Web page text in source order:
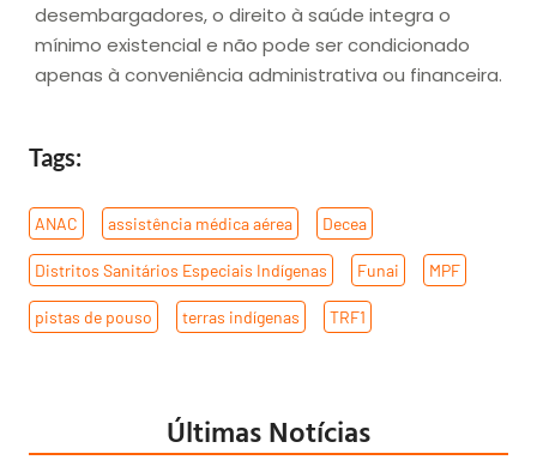
desembargadores, o direito à saúde integra o
mínimo existencial e não pode ser condicionado
apenas à conveniência administrativa ou financeira.
Tags:
ANAC assistência médica aérea Decea
Distritos Sanitários Especiais Indígenas Funai MPF
pistas de pouso terras indígenas TRF1
Últimas Notícias